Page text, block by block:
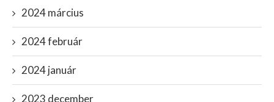
2024 március
2024 február
2024 január
2023 december